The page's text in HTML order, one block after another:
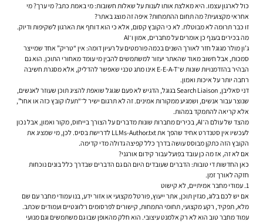
כול לארגון עצמו. היא מאלצת אותו לענות על שאלות חשובות: מי באמת כתב? מי ערך? מי
אחראי מקצועית? מה תחום ההתמחות? איפה זה מוצג באתר?
זו כבר תרומה לא מבוטלת. לא כי הקובץ קסום, אלא כי הוא דוחף את הארגון לשקיפות ודיוק.
מה בכירים בענף כן אומרים על מחברים, אמון ו־AI
ג’ון מולר מגוגל חזר לאורך השנים בכמה פורמטים על רעיון דומה: אין “טריק” אחד שמייצר
סמכות, אבל חשוב מאוד שהאתר יעזור למשתמשים להבין מי עומד מאחורי התוכן. הוא גם
הבהיר בהזדמנויות שונות ש־E-E-A-T אינו מתג טכני שאפשר להדליק, אלא מסגרת חשיבה
רחבה יותר על איכות ואמון.
דני סאליבן, Search Liaison בגוגל, הדגיש לא פעם שגוגל שואפת להציג תוכן שעוזר לאנשים,
שנוצר עבור אנשים, ושמגיע ממקורות אמינים. זה לא תרגום ישיר ל־“תעלו קובץ כזה או אחר”,
אלא קריאה להתמקד במהות.
מהצד של עולם ה־AI, בכירים מחברות שונות מדברים על הצורך בייחוס, מקור ואמון, אבל נכון
לעכשיו אין סטנדרט אחיד שהפך את LLMs-Author.txt לדרישת בסיס. לכן, מי שמציג את
הקובץ הזה כתקן מבוסס עושה בדרך כלל קפיצה גדולה מדי קדימה.
אם לא זה, אז מה כן עובד בפועל עבור קידום אורגני?
כאן החדשות די טובות: הדברים שעובדים היום הם גם הדברים שבדרך כלל בונים נוכחות
חזקה לאורך זמן.
1. עמודי מחבר אמיתיים, לא קישוט
אם יש לכם בלוג, מגזין תוכן, אתר ייעוץ, פורטל מקצועי או אזור ידע, בנו עמודי מחבר עם שם
מלא, תפקיד, רקע מקצועי, תחומי התמחות, קישורים לפרסומים רלוונטיים ועמודים שכתב.
עמוד מחבר טוב הוא לא רק אלמנט עיצובי. הוא חלק מהאופן שבו גם משתמשים וגם מנועי